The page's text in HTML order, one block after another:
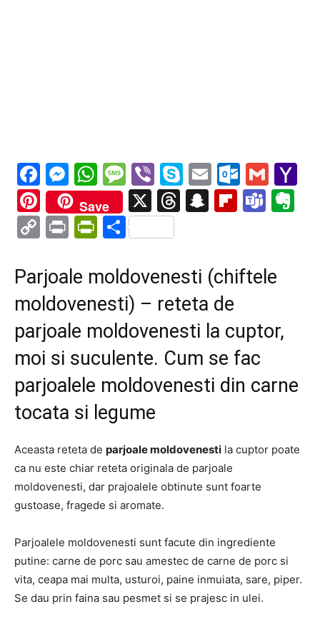
Facebook
Messenger
WhatsApp
Message
ViberSkype
Email
Pinterest
Save X Threads
Snapchat
CopyPrintPrintFriendly
Partajează
Parjoale moldovenesti (chiftele
moldovenesti) – reteta de
parjoale moldovenesti la cuptor,
moi si suculente. Cum se fac
parjoalele moldovenesti din carne
tocata si legume
Aceasta reteta de parjoale moldovenesti la cuptor poate
ca nu este chiar reteta originala de parjoale
moldovenesti, dar prajoalele obtinute sunt foarte
gustoase, fragede si aromate.
Parjoalele moldovenesti sunt facute din ingrediente
putine: carne de porc sau amestec de carne de porc si
vita, ceapa mai multa, usturoi, paine inmuiata, sare, piper.
Se dau prin faina sau pesmet si se prajesc in ulei.